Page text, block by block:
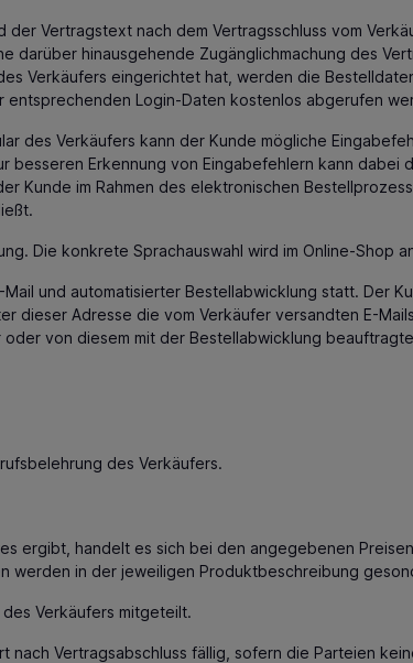
Vertragstext nach dem Vertragsschluss vom
darüber hinausgehende Zugänglichmachung des
Verkäufers eingerichtet hat, werden die
Login-Daten kostenlos abgerufen
des Verkäufers kann der Kunde mögliche
Erkennung von Eingabefehlern kann
Kunde im Rahmen des elektronischen
Die konkrete Sprachauswahl wird im Online-Shop
und automatisierter Bestellabwicklung statt. Der
dieser Adresse die vom Verkäufer versandten E-
von diesem mit der Bestellabwicklung
des Verkäufers.
ergibt, handelt es sich bei den angegebenen
werden in der jeweiligen Produktbeschreibung
Verkäufers mitgeteilt.
Vertragsabschluss fällig, sofern die Parteien